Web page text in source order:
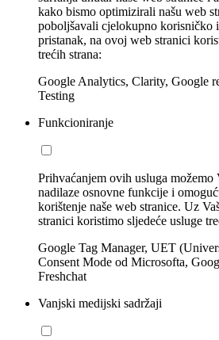
kako bismo optimizirali našu web
poboljšavali cjelokupno korisničko
pristanak, na ovoj web stranici
trećih strana:
Google Analytics, Clarity, Google
Testing
Funkcioniranje
Prihvaćanjem ovih usluga
nadilaze osnovne funkcije i
korištenje naše web stranice. Uz
stranici koristimo sljedeće usluge
Google Tag Manager, UET
Consent Mode od Microsofta,
Freshchat
Vanjski medijski sadržaji